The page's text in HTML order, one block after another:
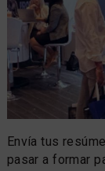
Envía tus
pasar a formar